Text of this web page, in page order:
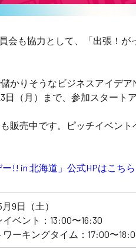
員会も協力として、「出張！
かりそうなビジネスアイデ
日（月）まで、参加スタート
販売中です。ピッチイベン
!! in 北海道」公式HPはこちら
9日（土）
ベント：13:00〜16:30
ワーキングタイム：17:00〜